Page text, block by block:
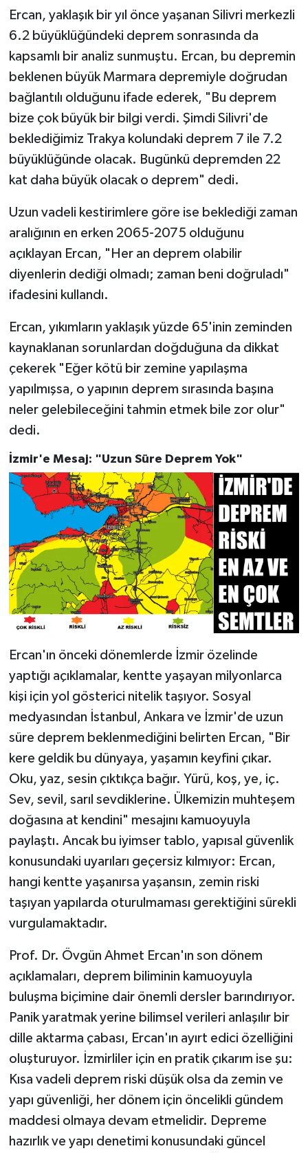
Ercan, yaklaşık bir yıl önce yaşanan Silivri merkezli
6.2 büyüklüğündeki deprem sonrasında da
kapsamlı bir analiz sunmuştu. Ercan, bu depremin
beklenen büyük Marmara depremiyle doğrudan
bağlantılı olduğunu ifade ederek, "Bu deprem
bize çok büyük bir bilgi verdi. Şimdi Silivri'de
beklediğimiz Trakya kolundaki deprem 7 ile 7.2
büyüklüğünde olacak. Bugünkü depremden 22
kat daha büyük olacak o deprem" dedi.
Uzun vadeli kestirimlere göre ise beklediği zaman
aralığının en erken 2065-2075 olduğunu
açıklayan Ercan, "Her an deprem olabilir
diyenlerin dediği olmadı; zaman beni doğruladı"
ifadesini kullandı.
Ercan, yıkımların yaklaşık yüzde 65'inin zeminden
kaynaklanan sorunlardan doğduğuna da dikkat
çekerek "Eğer kötü bir zemine yapılaşma
yapılmışsa, o yapının deprem sırasında başına
neler gelebileceğini tahmin etmek bile zor olur"
dedi.
İzmir'e Mesaj: "Uzun Süre Deprem Yok"
Ercan'ın önceki dönemlerde İzmir özelinde
yaptığı açıklamalar, kentte yaşayan milyonlarca
kişi için yol gösterici nitelik taşıyor. Sosyal
medyasından İstanbul, Ankara ve İzmir'de uzun
süre deprem beklenmediğini belirten Ercan, "Bir
kere geldik bu dünyaya, yaşamın keyfini çıkar.
Oku, yaz, sesin çıktıkça bağır. Yürü, koş, ye, iç.
Sev, sevil, sarıl sevdiklerine. Ülkemizin muhteşem
doğasına at kendini" mesajını kamuoyuyla
paylaştı. Ancak bu iyimser tablo, yapısal güvenlik
konusundaki uyarıları geçersiz kılmıyor: Ercan,
hangi kentte yaşanırsa yaşansın, zemin riski
taşıyan yapılarda oturulmaması gerektiğini sürekli
vurgulamaktadır.
Prof. Dr. Övgün Ahmet Ercan'ın son dönem
açıklamaları, deprem biliminin kamuoyuyla
buluşma biçimine dair önemli dersler barındırıyor.
Panik yaratmak yerine bilimsel verileri anlaşılır bir
dille aktarma çabası, Ercan'ın ayırt edici özelliğini
oluşturuyor. İzmirliler için en pratik çıkarım ise şu:
Kısa vadeli deprem riski düşük olsa da zemin ve
yapı güvenliği, her dönem için öncelikli gündem
maddesi olmaya devam etmelidir. Depreme
hazırlık ve yapı denetimi konusundaki güncel